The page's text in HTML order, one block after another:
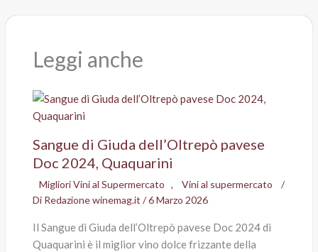
Leggi anche
Sangue di Giuda dell’Oltrepò pavese
Doc 2024, Quaquarini
Migliori Vini al Supermercato , Vini al supermercato
/
Di Redazione winemag.it /6 Marzo 2026
Il Sangue di Giuda dell’Oltrepò pavese Doc 2024 di
Quaquarini è il miglior vino dolce frizzante della